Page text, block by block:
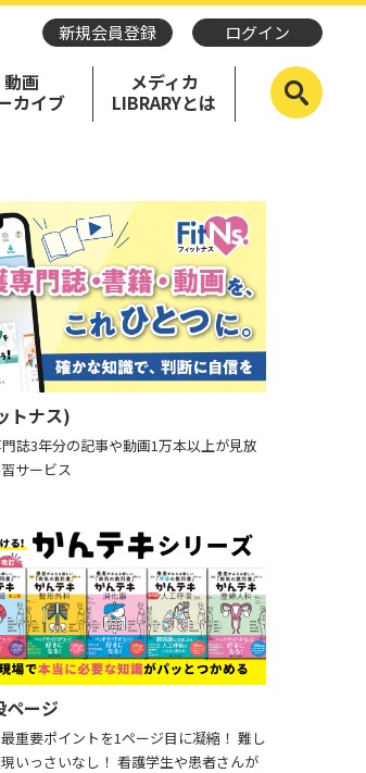
新規会員登録 ログイン
動画
カイブ
メディカ
LIBRARYとは
トナス)
誌3年分の記事や動画1万本以上が見放
サービス
ページ
重要ポイントを1ページ目に凝縮！ 難し
いっさいなし！ 看護学生や患者さんが